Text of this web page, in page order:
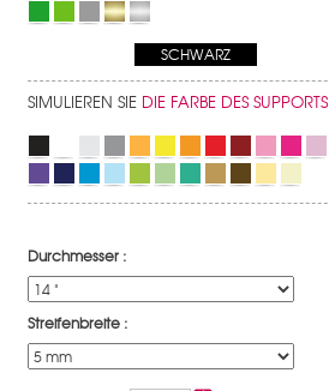
SCHWARZ
SIMULIEREN SIE DIE FARBE DES SUPPORTS
Durchmesser :
Streifenbreite :